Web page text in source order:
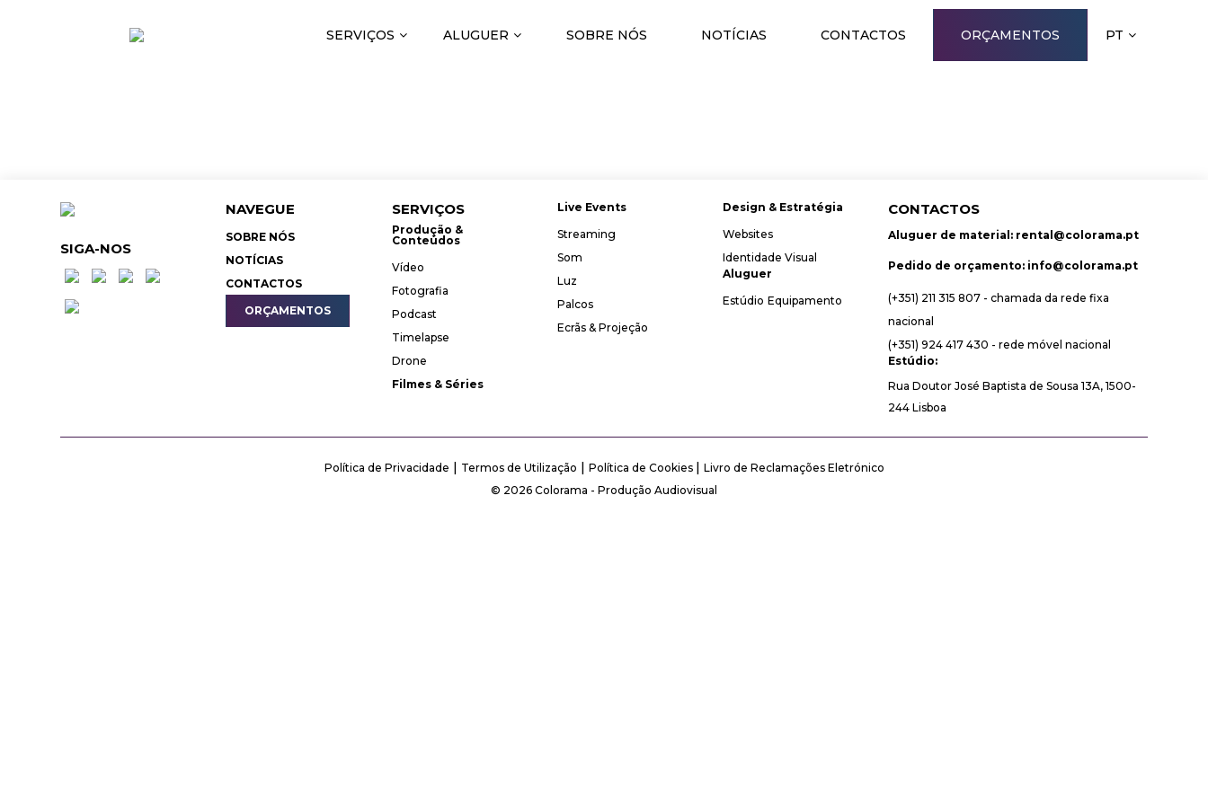
SERVIÇOS ALUGUER SOBRE NÓS NOTÍCIAS CONTACTOS ORÇAMENTOS PT
SIGA-NOS
NAVEGUE
SOBRE NÓS
NOTÍCIAS
CONTACTOS
ORÇAMENTOS
SERVIÇOS
Produção &
Conteúdos
Vídeo
Fotografia
Podcast
Timelapse
Drone
Filmes & Séries
Live Events
Streaming
Som
Luz
Palcos
Ecrãs & Projeção
Design & Estratégia
Websites
Identidade Visual
Aluguer
Estúdio Equipamento
CONTACTOS
Aluguer de material: rental@colorama.pt
Pedido de orçamento: info@colorama.pt
(+351) 211 315 807 - chamada da rede fixa
nacional
(+351) 924 417 430 - rede móvel nacional
Estúdio:
Rua Doutor José Baptista de Sousa 13A, 1500-
244 Lisboa
Política de Privacidade | Termos de Utilização | Política de Cookies | Livro de Reclamações Eletrónico
© 2026 Colorama - Produção Audiovisual